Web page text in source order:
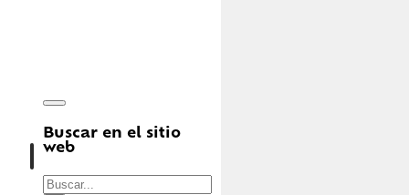
Buscar en el sitio
web
Buscar